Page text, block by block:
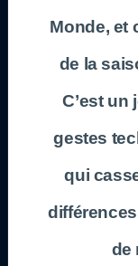
Monde, et
de la
C’est un
gestes
qui
de